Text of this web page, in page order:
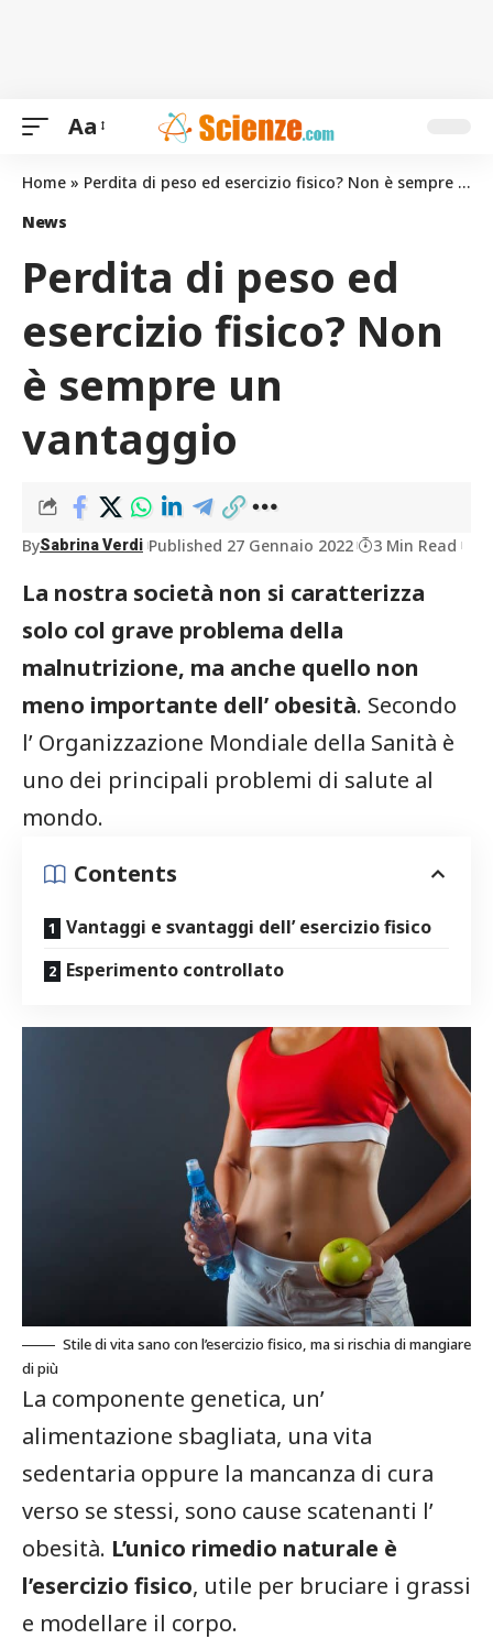
Aa
Home » Perdita di peso ed esercizio fisico? Non è sempre un vantaggio
News
Perdita di peso ed
esercizio fisico? Non
è sempre un
vantaggio
BySabrina Verdi Published 27 Gennaio 2022 3 Min Read
La nostra società non si caratterizza
solo col grave problema della
malnutrizione, ma anche quello non
meno importante dell’ obesità. Secondo
l’ Organizzazione Mondiale della Sanità è
uno dei principali problemi di salute al
mondo.
Contents
Vantaggi e svantaggi dell’ esercizio fisico
Esperimento controllato
Stile di vita sano con l’esercizio fisico, ma si rischia di mangiare
di più
La componente genetica, un’
alimentazione sbagliata, una vita
sedentaria oppure la mancanza di cura
verso se stessi, sono cause scatenanti l’
obesità. L’unico rimedio naturale è
l’esercizio fisico, utile per bruciare i grassi
e modellare il corpo.